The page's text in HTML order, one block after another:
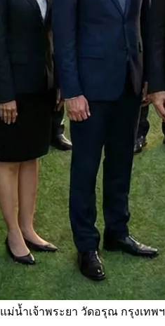
แม่น้ำเจ้าพระยา วัดอรุณ กรุงเทพฯ